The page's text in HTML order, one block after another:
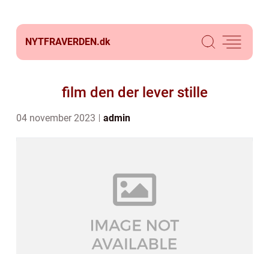
NYTFRAVERDEN.dk
film den der lever stille
04 november 2023 admin